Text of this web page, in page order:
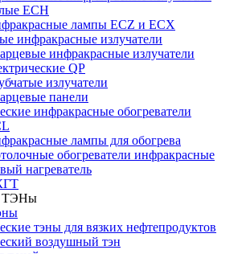
ECH
лампы ECZ и ECX
инфракрасные излучатели
инфракрасные излучатели
QP
излучатели
панели
инфракрасные обогреватели
лампы для обогрева
обогреватели инфракрасные
нагреватель
ТЭНы
тэны для вязких нефтепродуктов
воздушный тэн